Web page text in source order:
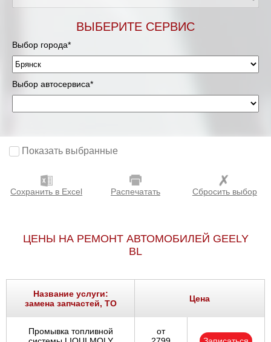
ВЫБЕРИТЕ СЕРВИС
Выбор города*
Выбор автосервиса*
Показать выбранные
Сохранить в Excel Распечатать Сбросить выбор
ЦЕНЫ НА РЕМОНТ АВТОМОБИЛЕЙ GEELY
BL
Название услуги:
замена запчастей, ТО
Цена
Промывка топливной
от